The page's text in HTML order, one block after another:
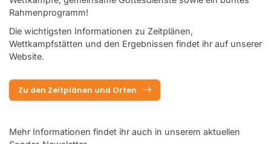
Rahmenprogramm!
Die wichtigsten Informationen zu Zeitplänen,
Wettkampfstätten und den Ergebnissen findet ihr auf unserer
Website.
Zu den Zeitplänen und Orten
Mehr Informationen findet ihr auch in unserem aktuellen